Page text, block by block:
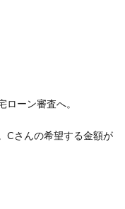
ーン審査へ。
Cさんの希望する金額が